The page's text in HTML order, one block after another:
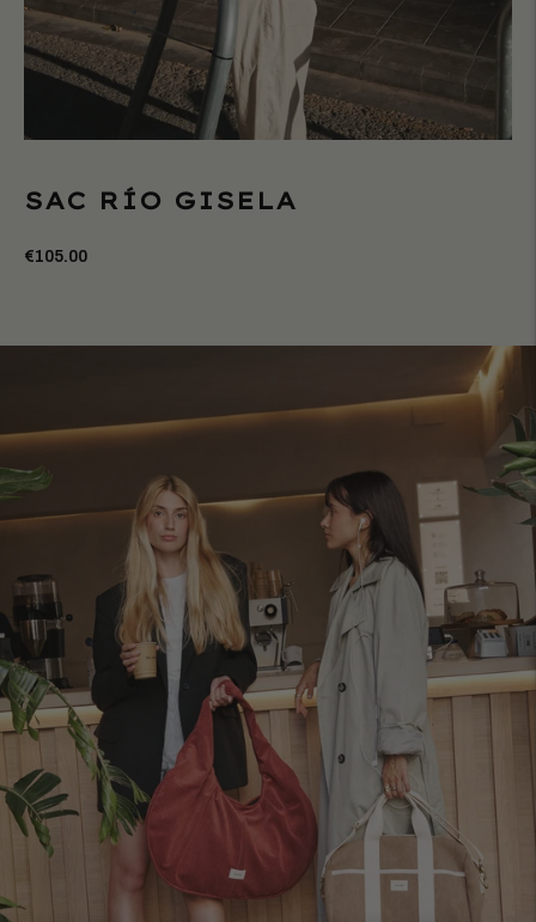
SAC RÍO GISELA
€105.00